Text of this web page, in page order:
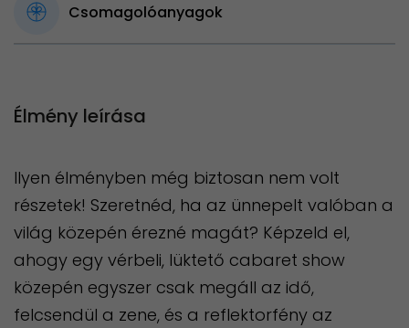
Csomagolóanyagok
Élmény leírása
Ilyen élményben még biztosan nem volt
részetek! Szeretnéd, ha az ünnepelt valóban a
világ közepén érezné magát? Képzeld el,
ahogy egy vérbeli, lüktető cabaret show
közepén egyszer csak megáll az idő,
felcsendül a zene, és a reflektorfény az